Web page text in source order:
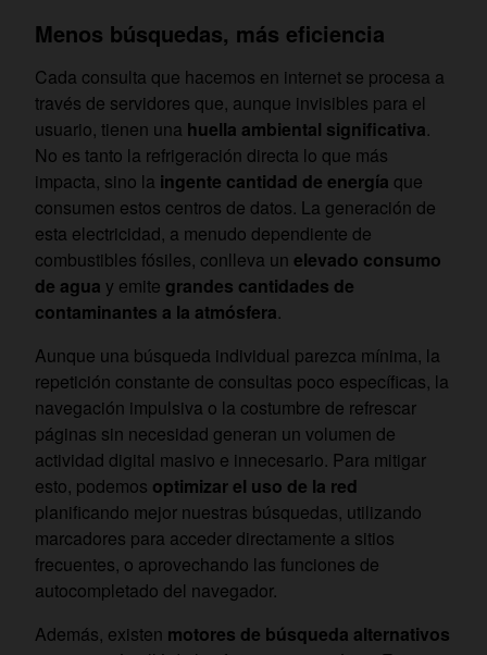
Menos búsquedas, más eficiencia
Cada consulta que hacemos en internet se procesa a
través de servidores que, aunque invisibles para el
usuario, tienen una huella ambiental significativa.
No es tanto la refrigeración directa lo que más
impacta, sino la ingente cantidad de energía que
consumen estos centros de datos. La generación de
esta electricidad, a menudo dependiente de
combustibles fósiles, conlleva un elevado consumo
de agua y emite grandes cantidades de
contaminantes a la atmósfera.
Aunque una búsqueda individual parezca mínima, la
repetición constante de consultas poco específicas, la
navegación impulsiva o la costumbre de refrescar
páginas sin necesidad generan un volumen de
actividad digital masivo e innecesario. Para mitigar
esto, podemos optimizar el uso de la red
planificando mejor nuestras búsquedas, utilizando
marcadores para acceder directamente a sitios
frecuentes, o aprovechando las funciones de
autocompletado del navegador.
Además, existen motores de búsqueda alternativos